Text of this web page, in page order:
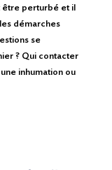
être perturbé et il
démarches
se
? Qui contacter
inhumation ou